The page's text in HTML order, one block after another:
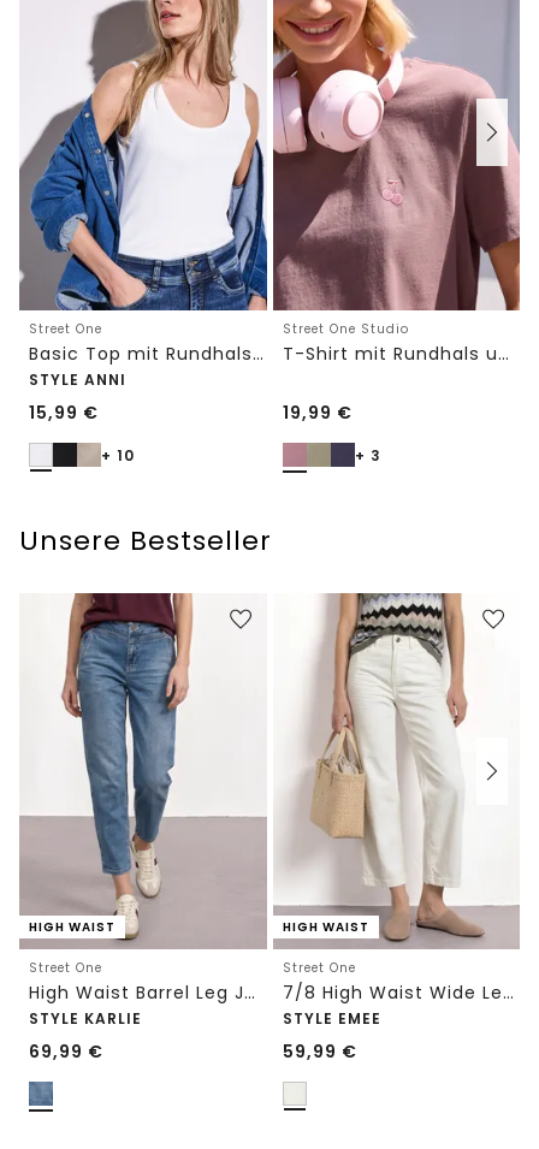
Street One
Basic Top mit Rundhals in Unifarbe
STYLE ANNI
15,99 €
+ 10
Street One Studio
T-Shirt mit Rundhals und Embroidery-Detail
19,99 €
+ 3
Unsere Bestseller
HIGH WAIST
Street One
High Waist Barrel Leg Jeans im Loose Fit
STYLE KARLIE
69,99 €
HIGH WAIST
Street One
7/8 High Waist Wide Leg Jeans im Loose Fit
STYLE EMEE
59,99 €